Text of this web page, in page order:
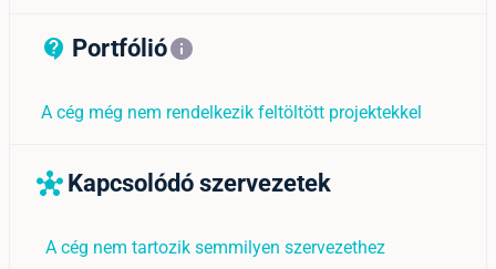
contact_support_outline
Portfólióinfo
A cég még nem rendelkezik feltöltött projektekkel
hub Kapcsolódó szervezetek
A cég nem tartozik semmilyen szervezethez